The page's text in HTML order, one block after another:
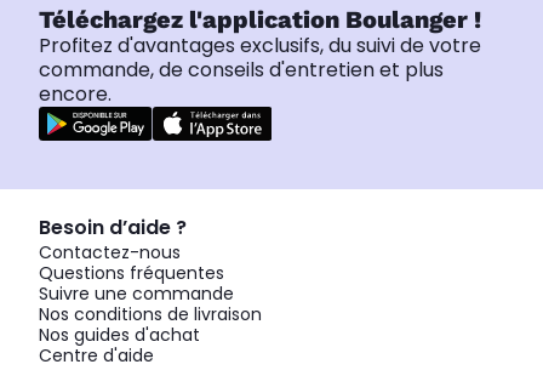
Téléchargez l'application Boulanger !
Profitez d'avantages exclusifs, du suivi de votre
commande, de conseils d'entretien et plus
encore.
Besoin d’aide ?
Contactez-nous
Questions fréquentes
Suivre une commande
Nos conditions de livraison
Nos guides d'achat
Centre d'aide